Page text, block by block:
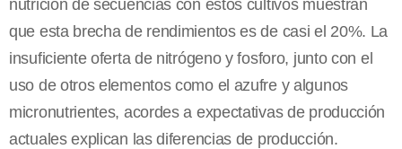
nutrición de secuencias con estos cultivos muestran
que esta brecha de rendimientos es de casi el 20%. La
insuficiente oferta de nitrógeno y fosforo, junto con el
uso de otros elementos como el azufre y algunos
micronutrientes, acordes a expectativas de producción
actuales explican las diferencias de producción.